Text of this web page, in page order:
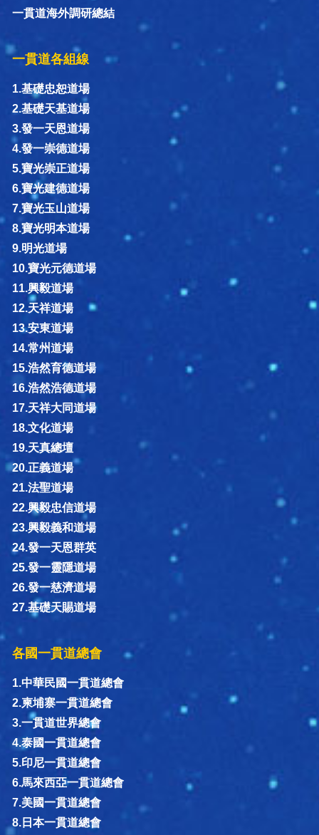
一貫道海外調研總結
一貫道各組線
1.基礎忠恕道場
2.基礎天基道場
3.發一天恩道場
4.發一崇德道場
5.寶光崇正道場
6.寶光建德道場
7.寶光玉山道場
8.寶光明本道場
9.明光道場
10.寶光元德道場
11.興毅道場
12.天祥道場
13.安東道場
14.常州道場
15.浩然育德道場
16.浩然浩德道場
17.天祥大同道場
18.文化道場
19.天真總壇
20.正義道場
21.法聖道場
22.興毅忠信道場
23.興毅義和道場
24.發一天恩群英
25.發一靈隱道場
26.發一慈濟道場
27.基礎天賜道場
各國一貫道總會
1.中華民國一貫道總會
2.柬埔寨一貫道總會
3.一貫道世界總會
4.泰國一貫道總會
5.印尼一貫道總會
6.馬來西亞一貫道總會
7.美國一貫道總會
8.日本一貫道總會